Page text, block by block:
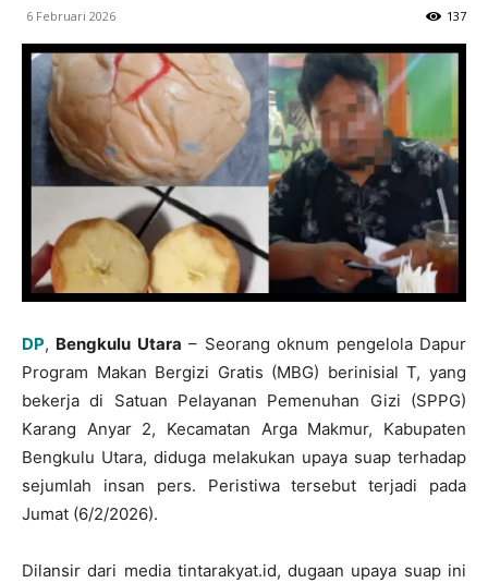
6 Februari 2026 137
DP, Bengkulu Utara – Seorang oknum pengelola Dapur
Program Makan Bergizi Gratis (MBG) berinisial T, yang
bekerja di Satuan Pelayanan Pemenuhan Gizi (SPPG)
Karang Anyar 2, Kecamatan Arga Makmur, Kabupaten
Bengkulu Utara, diduga melakukan upaya suap terhadap
sejumlah insan pers. Peristiwa tersebut terjadi pada
Jumat (6/2/2026).
Dilansir dari media tintarakyat.id, dugaan upaya suap ini